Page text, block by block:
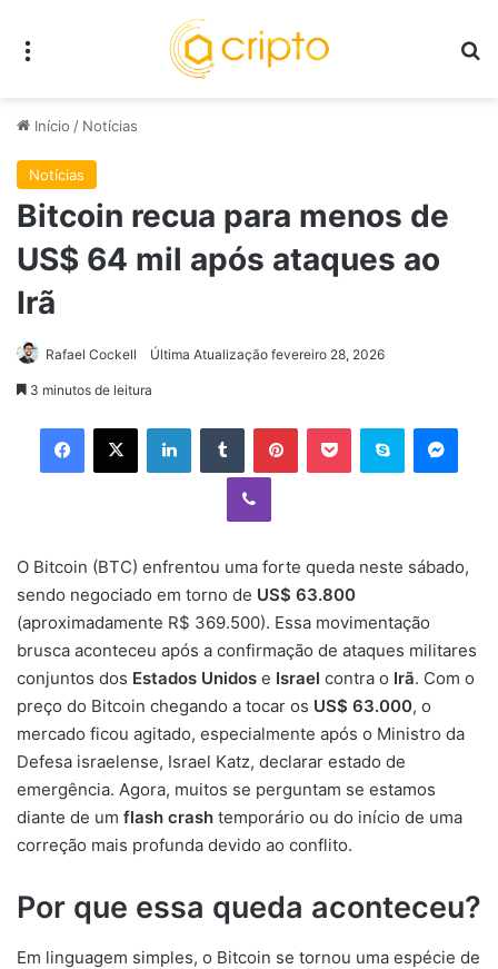
Início / Notícias
Notícias
Bitcoin recua para menos de
US$ 64 mil após ataques ao
Irã
Rafael Cockell Última Atualização fevereiro 28, 2026
3 minutos de leitura
Facebook
X LinkedinTumblr PinterestPocket Skype
Viber
O Bitcoin (BTC) enfrentou uma forte queda neste sábado,
sendo negociado em torno de US$ 63.800
(aproximadamente R$ 369.500). Essa movimentação
brusca aconteceu após a confirmação de ataques militares
conjuntos dos Estados Unidos e Israel contra o Irã. Com o
preço do Bitcoin chegando a tocar os US$ 63.000, o
mercado ficou agitado, especialmente após o Ministro da
Defesa israelense, Israel Katz, declarar estado de
emergência. Agora, muitos se perguntam se estamos
diante de um flash crash temporário ou do início de uma
correção mais profunda devido ao conflito.
Por que essa queda aconteceu?
Em linguagem simples, o Bitcoin se tornou uma espécie de